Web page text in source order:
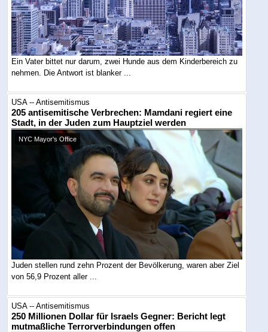
Ein Vater bittet nur darum, zwei Hunde aus dem Kinderbereich zu
nehmen. Die Antwort ist blanker ...
USA -- Antisemitismus
205 antisemitische Verbrechen: Mamdani regiert eine
Stadt, in der Juden zum Hauptziel werden
NYC Mayor's Office
Juden stellen rund zehn Prozent der Bevölkerung, waren aber Ziel
von 56,9 Prozent aller ...
USA -- Antisemitismus
250 Millionen Dollar für Israels Gegner: Bericht legt
mutmaßliche Terrorverbindungen offen